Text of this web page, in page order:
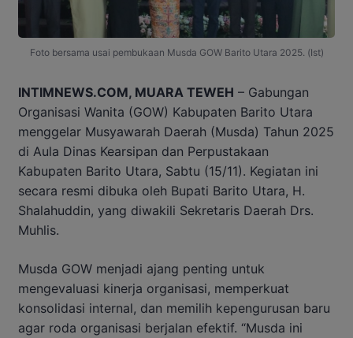
Foto bersama usai pembukaan Musda GOW Barito Utara 2025. (Ist)
INTIMNEWS.COM, MUARA TEWEH – Gabungan
Organisasi Wanita (GOW) Kabupaten Barito Utara
menggelar Musyawarah Daerah (Musda) Tahun 2025
di Aula Dinas Kearsipan dan Perpustakaan
Kabupaten Barito Utara, Sabtu (15/11). Kegiatan ini
secara resmi dibuka oleh Bupati Barito Utara, H.
Shalahuddin, yang diwakili Sekretaris Daerah Drs.
Muhlis.
Musda GOW menjadi ajang penting untuk
mengevaluasi kinerja organisasi, memperkuat
konsolidasi internal, dan memilih kepengurusan baru
agar roda organisasi berjalan efektif. “Musda ini